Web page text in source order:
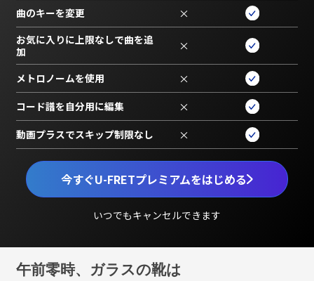
今すぐU-FRETプレミアムをはじめる
いつでもキャンセルできます
曲のキーを変更 ×
お気に入りに上限なしで曲を追
加
×
メトロノームを使用 ×
コード譜を自分用に編集 ×
動画プラスでスキップ制限なし ×
午前零時、ガラスの靴は